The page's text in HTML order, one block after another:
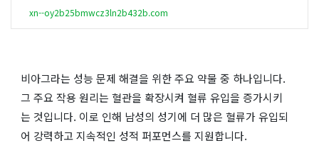
xn--oy2b25bmwcz3ln2b432b.com
비아그라는 성능 문제 해결을 위한 주요 약물 중 하나입니다.
그 주요 작용 원리는 혈관을 확장시켜 혈류 유입을 증가시키
는 것입니다. 이로 인해 남성의 성기에 더 많은 혈류가 유입되
어 강력하고 지속적인 성적 퍼포먼스를 지원합니다.